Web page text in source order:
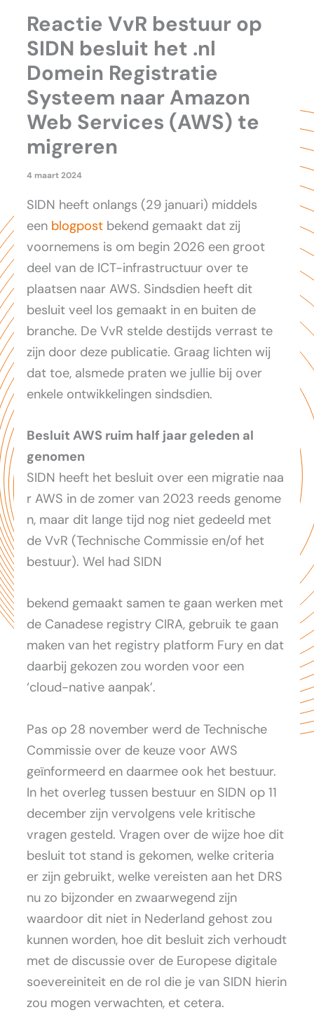
Reactie VvR bestuur op
SIDN besluit het .nl
Domein Registratie
Systeem naar Amazon
Web Services (AWS) te
migreren
4 maart 2024
SIDN heeft onlangs (29 januari) middels
een blogpost bekend gemaakt dat zij
voornemens is om begin 2026 een groot
deel van de ICT-infrastructuur over te
plaatsen naar AWS. Sindsdien heeft dit
besluit veel los gemaakt in en buiten de
branche. De VvR stelde destijds verrast te
zijn door deze publicatie. Graag lichten wij
dat toe, alsmede praten we jullie bij over
enkele ontwikkelingen sindsdien.
Besluit AWS ruim half jaar geleden al
genomen
SIDN heeft het besluit over een migratie naa
r AWS in de zomer van 2023 reeds genome
n, maar dit lange tijd nog niet gedeeld met
de VvR (Technische Commissie en/of het
bestuur). Wel had SIDN
bekend gemaakt samen te gaan werken met
de Canadese registry CIRA, gebruik te gaan
maken van het registry platform Fury en dat
daarbij gekozen zou worden voor een
‘cloud-native aanpak’.
Pas op 28 november werd de Technische
Commissie over de keuze voor AWS
geïnformeerd en daarmee ook het bestuur.
In het overleg tussen bestuur en SIDN op 11
december zijn vervolgens vele kritische
vragen gesteld. Vragen over de wijze hoe dit
besluit tot stand is gekomen, welke criteria
er zijn gebruikt, welke vereisten aan het DRS
nu zo bijzonder en zwaarwegend zijn
waardoor dit niet in Nederland gehost zou
kunnen worden, hoe dit besluit zich verhoudt
met de discussie over de Europese digitale
soevereiniteit en de rol die je van SIDN hierin
zou mogen verwachten, et cetera.